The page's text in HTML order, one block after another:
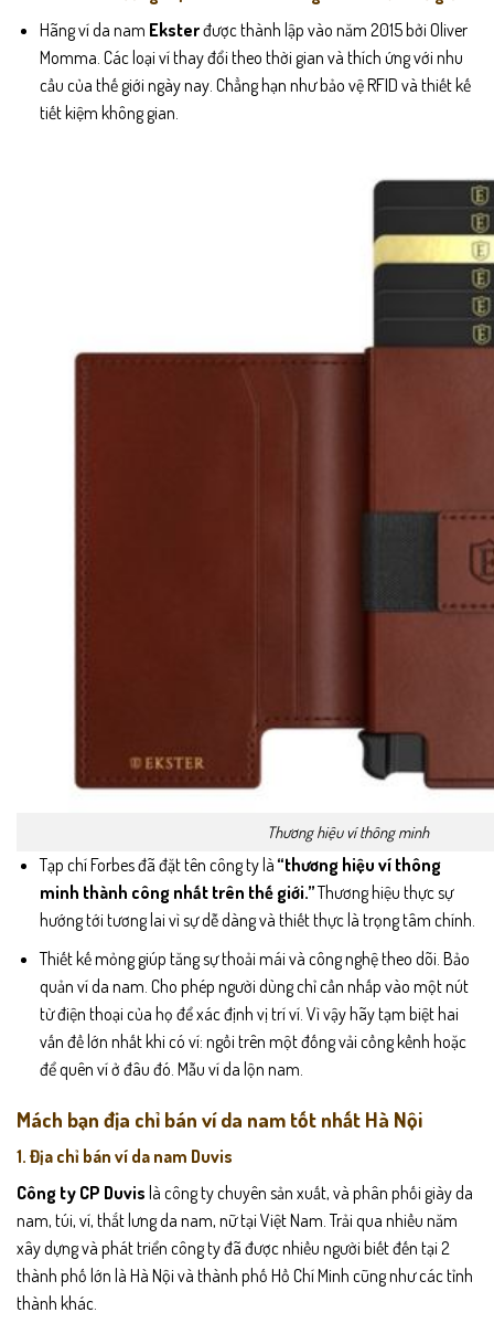
Hãng ví da nam Eksterđược thành lập vào năm 2015 bởi Oliver
Momma. Các loại ví thay đổi theo thời gian và thích ứng với nhu
cầu của thế giới ngày nay. Chẳng hạn như bảo vệ RFID và thiết kế
tiết kiệm không gian.
Thương hiệu ví thông minh
Tạp chí Forbes đã đặt tên công ty là “thương hiệu ví thông
minh thành công nhất trên thế giới.”Thương hiệu thực sự
hướng tới tương lai vì sự dễ dàng và thiết thực là trọng tâm chính.
Thiết kế mỏng giúp tăng sự thoải mái và công nghệ theo dõi. Bảo
quản ví da nam. Cho phép người dùng chỉ cần nhấp vào một nút
từ điện thoại của họ để xác định vị trí ví. Vì vậy hãy tạm biệt hai
vấn đề lớn nhất khi có ví: ngồi trên một đống vải cồng kềnh hoặc
để quên ví ở đâu đó. Mẫu ví da lộn nam.
Mách bạn địa chỉ bán ví da nam tốt nhất Hà Nội
1. Địa chỉ bán ví da nam Duvis
Công ty CP Duvis là công ty chuyên sản xuất, và phân phối giày da
nam, túi, ví, thắt lưng da nam, nữ tại Việt Nam. Trải qua nhiều năm
xây dựng và phát triển công ty đã được nhiều người biết đến tại 2
thành phố lớn là Hà Nội và thành phố Hồ Chí Minh cũng như các tỉnh
thành khác.